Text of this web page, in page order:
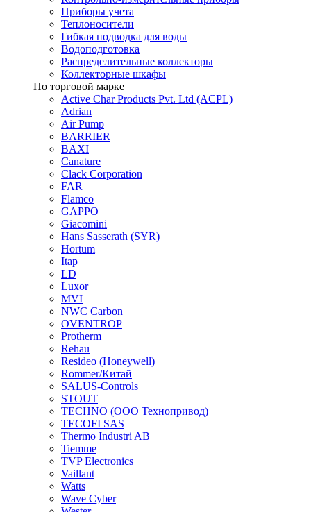
Приборы учета
Теплоносители
Гибкая подводка для воды
Водоподготовка
Распределительные коллекторы
Коллекторные шкафы
По торговой марке
Active Char Products Pvt. Ltd (ACPL)
Adrian
Air Pump
BARRIER
BAXI
Canature
Clack Corporation
FAR
Flamco
GAPPO
Giacomini
Hans Sasserath (SYR)
Hortum
Itap
LD
Luxor
MVI
NWC Carbon
OVENTROP
Protherm
Rehau
Resideo (Honeywell)
Rommer/Китай
SALUS-Controls
STOUT
TECHNO (ООО Технопривод)
TECOFI SAS
Thermo Industri AB
Tiemme
TVP Electronics
Vaillant
Watts
Wave Cyber